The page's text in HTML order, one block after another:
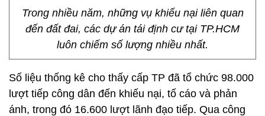
Trong nhiều năm, những vụ khiếu nại liên quan
đến đất đai, các dự án tái định cư tại TP.HCM
luôn chiếm số lượng nhiều nhất.
Số liệu thống kê cho thấy cấp TP đã tổ chức 98.000
lượt tiếp công dân đến khiếu nại, tố cáo và phản
ánh, trong đó 16.600 lượt lãnh đạo tiếp. Qua công